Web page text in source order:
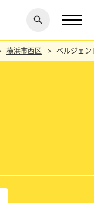
探す
閉じ
る
横浜市西区 ベルジェン